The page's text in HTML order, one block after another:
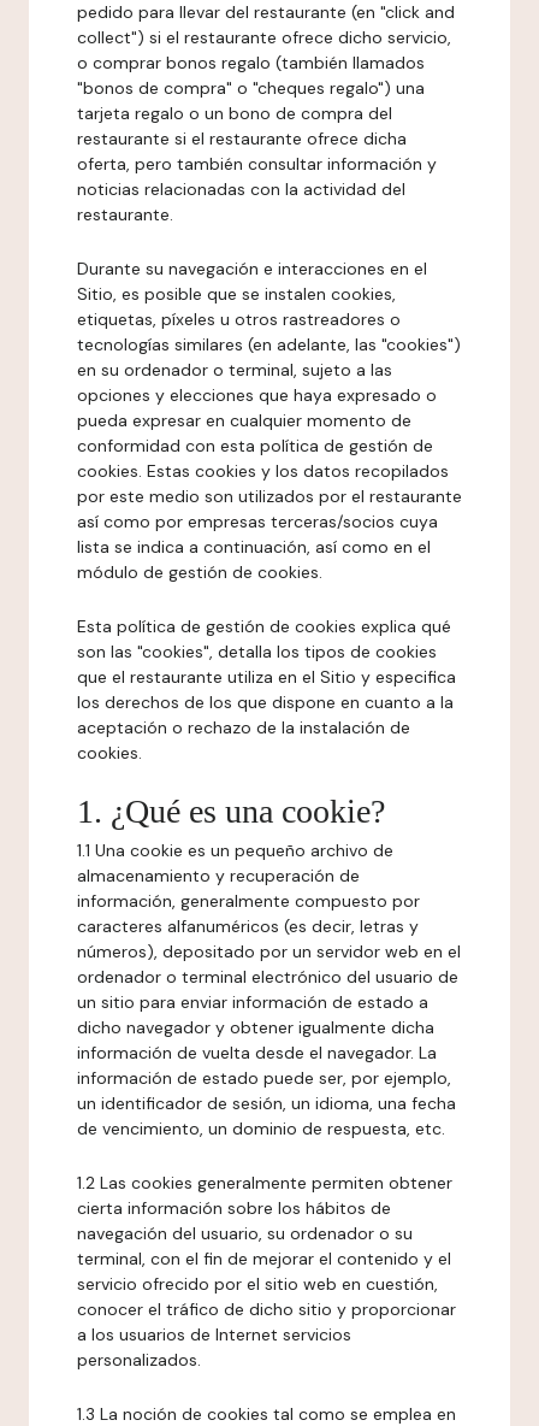
pedido para llevar del restaurante (en "click and
collect") si el restaurante ofrece dicho servicio,
o comprar bonos regalo (también llamados
"bonos de compra" o "cheques regalo") una
tarjeta regalo o un bono de compra del
restaurante si el restaurante ofrece dicha
oferta, pero también consultar información y
noticias relacionadas con la actividad del
restaurante.
Durante su navegación e interacciones en el
Sitio, es posible que se instalen cookies,
etiquetas, píxeles u otros rastreadores o
tecnologías similares (en adelante, las "cookies")
en su ordenador o terminal, sujeto a las
opciones y elecciones que haya expresado o
pueda expresar en cualquier momento de
conformidad con esta política de gestión de
cookies. Estas cookies y los datos recopilados
por este medio son utilizados por el restaurante
así como por empresas terceras/socios cuya
lista se indica a continuación, así como en el
módulo de gestión de cookies.
Esta política de gestión de cookies explica qué
son las "cookies", detalla los tipos de cookies
que el restaurante utiliza en el Sitio y especifica
los derechos de los que dispone en cuanto a la
aceptación o rechazo de la instalación de
cookies.
1. ¿Qué es una cookie?
1.1 Una cookie es un pequeño archivo de
almacenamiento y recuperación de
información, generalmente compuesto por
caracteres alfanuméricos (es decir, letras y
números), depositado por un servidor web en el
ordenador o terminal electrónico del usuario de
un sitio para enviar información de estado a
dicho navegador y obtener igualmente dicha
información de vuelta desde el navegador. La
información de estado puede ser, por ejemplo,
un identificador de sesión, un idioma, una fecha
de vencimiento, un dominio de respuesta, etc.
1.2 Las cookies generalmente permiten obtener
cierta información sobre los hábitos de
navegación del usuario, su ordenador o su
terminal, con el fin de mejorar el contenido y el
servicio ofrecido por el sitio web en cuestión,
conocer el tráfico de dicho sitio y proporcionar
a los usuarios de Internet servicios
personalizados.
1.3 La noción de cookies tal como se emplea en